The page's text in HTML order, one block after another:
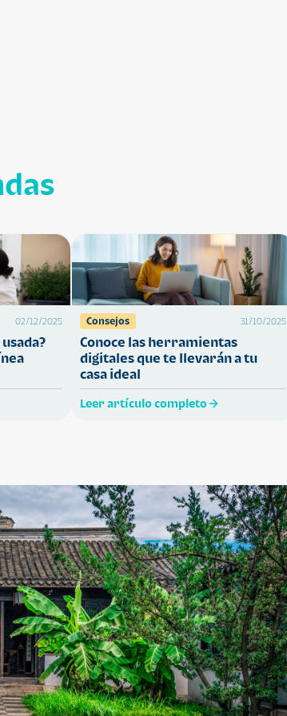
02/12/2025 Consejos 31/10/2025
Conoce las herramientas
digitales que te llevarán a tu
casa ideal
Leer artículo completo